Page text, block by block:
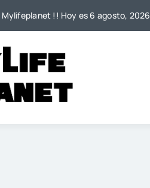
Mylifeplanet !! Hoy es 6 agosto, 2026